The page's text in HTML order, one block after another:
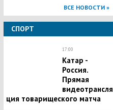
ВСЕ НОВОСТИ »
СПОРТ
17:00
Катар -
Россия.
Прямая
видеотрансля
ция товарищеского матча